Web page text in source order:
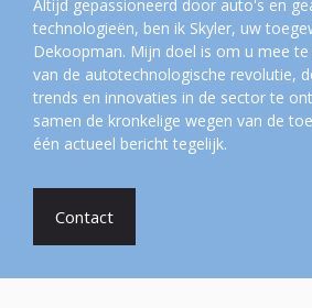
Altijd gepassioneerd door auto's en
technologieën, ben ik Skyler, uw
Dekoopman. Mijn doel is om u mee
van de autotechnologische revolutie,
trends en innovaties in de sector te
samen de kronkelige wegen van de
één actueel bericht tegelijk.
Contact